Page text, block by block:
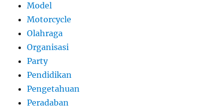
Model
Motorcycle
Olahraga
Organisasi
Party
Pendidikan
Pengetahuan
Peradaban